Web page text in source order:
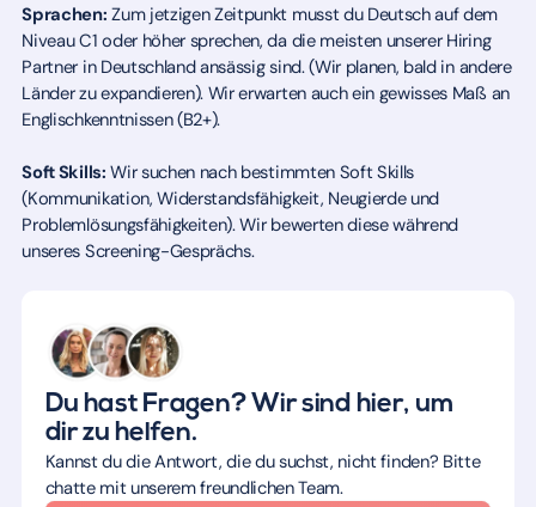
Sprachen: Zum jetzigen Zeitpunkt musst du Deutsch auf dem
Niveau C1 oder höher sprechen, da die meisten unserer Hiring
Partner in Deutschland ansässig sind. (Wir planen, bald in andere
Länder zu expandieren). Wir erwarten auch ein gewisses Maß an
Englischkenntnissen (B2+).
Soft Skills: Wir suchen nach bestimmten Soft Skills
(Kommunikation, Widerstandsfähigkeit, Neugierde und
Problemlösungsfähigkeiten). Wir bewerten diese während
unseres Screening-Gesprächs.
Du hast Fragen? Wir sind hier, um
dir zu helfen.
Kannst du die Antwort, die du suchst, nicht finden? Bitte
chatte mit unserem freundlichen Team.